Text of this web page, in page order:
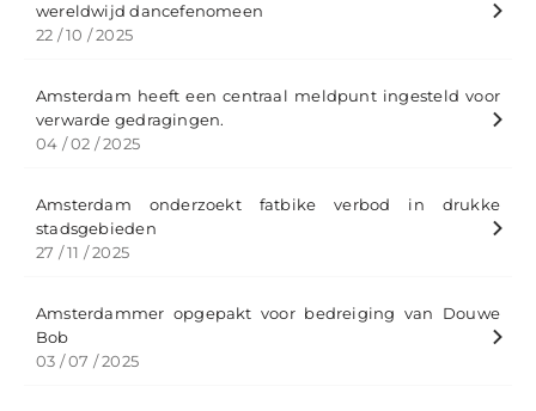
wereldwijd dancefenomeen
22 / 10 / 2025
Amsterdam heeft een centraal meldpunt ingesteld voor
verwarde gedragingen.
04 / 02 / 2025
Amsterdam onderzoekt fatbike verbod in drukke
stadsgebieden
27 / 11 / 2025
Amsterdammer opgepakt voor bedreiging van Douwe
Bob
03 / 07 / 2025